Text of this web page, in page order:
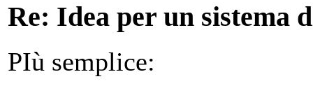
Re: Idea per un sistema
PIù semplice: